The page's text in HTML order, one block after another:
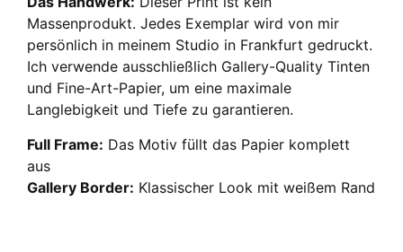
Massenprodukt. Jedes Exemplar wird von mir
persönlich in meinem Studio in Frankfurt gedruckt.
Ich verwende ausschließlich Gallery-Quality Tinten
und Fine-Art-Papier, um eine maximale
Langlebigkeit und Tiefe zu garantieren.
Full Frame: Das Motiv füllt das Papier komplett
aus
Gallery Border: Klassischer Look mit weißem Rand